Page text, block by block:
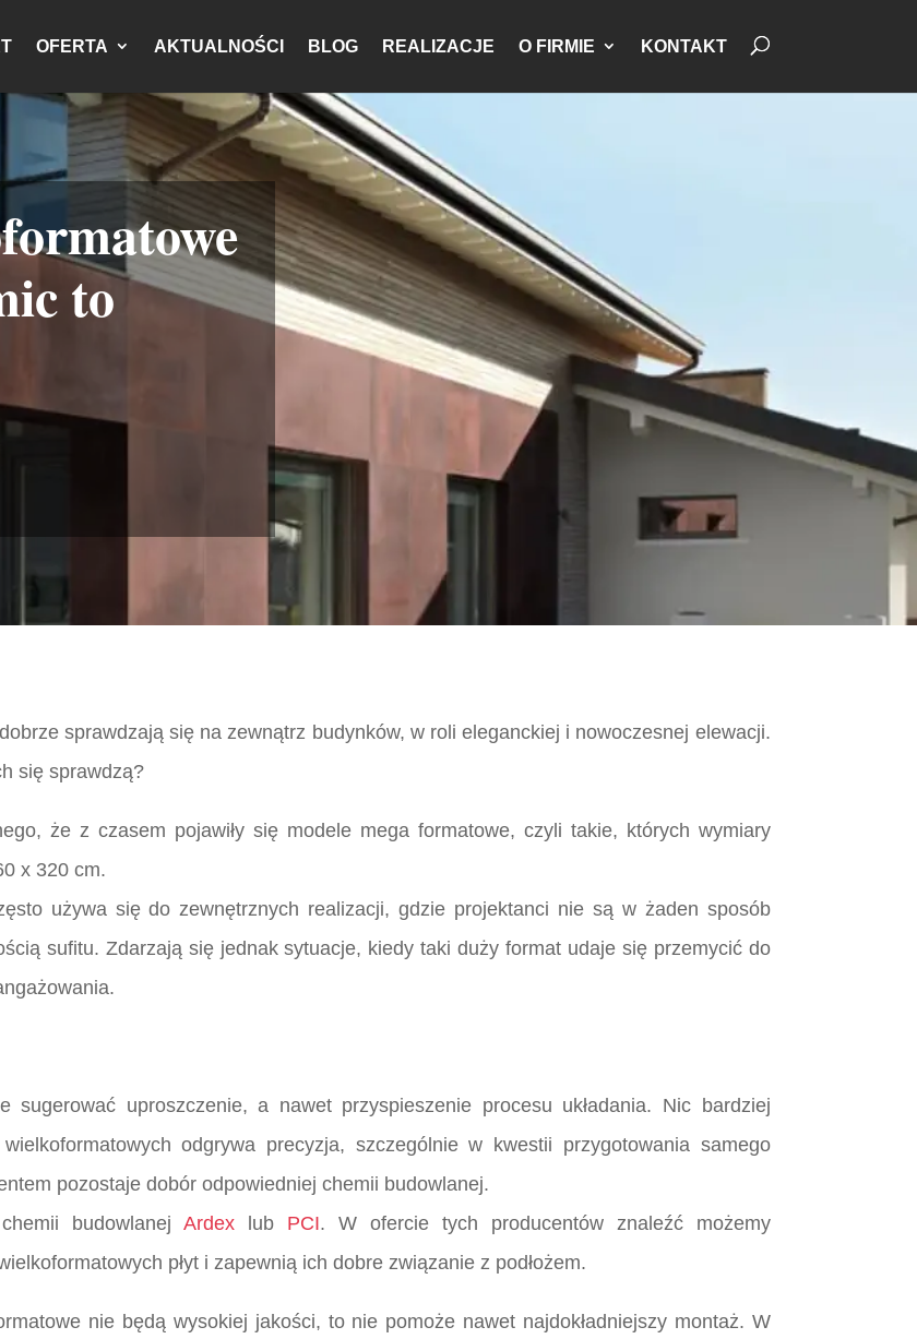
OFERTA AKTUALNOŚCI BLOG REALIZACJE O FIRMIE KONTAKT
to
sprawdzają się na zewnątrz budynków, w roli eleganckiej i nowoczesnej elewacji.
się sprawdzą?
że z czasem pojawiły się modele mega formatowe, czyli takie, których wymiary
x 320 cm.
używa się do zewnętrznych realizacji, gdzie projektanci nie są w żaden sposób
sufitu. Zdarzają się jednak sytuacje, kiedy taki duży format udaje się przemycić do
sugerować uproszczenie, a nawet przyspieszenie procesu układania. Nic bardziej
odgrywa precyzja, szczególnie w kwestii przygotowania samego
pozostaje dobór odpowiedniej chemii budowlanej.
budowlanej Ardex lubPCI. W ofercie tych producentów znaleźć możemy
płyt i zapewnią ich dobre związanie z podłożem.
nie będą wysokiej jakości, to nie pomoże nawet najdokładniejszy montaż. W